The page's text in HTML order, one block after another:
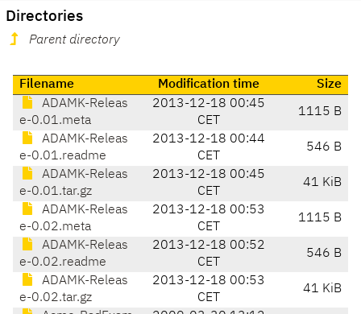
Directories
Parent directory
Filename Modification time
Size
ADAMK-Releas
e-0.01.meta
2013-12-18 00:45
CET
1115 B
ADAMK-Releas
e-0.01.readme
2013-12-18 00:44
CET
546 B
ADAMK-Releas
e-0.01.tar.gz
2013-12-18 00:45
CET
41 KiB
ADAMK-Releas
e-0.02.meta
2013-12-18 00:53
CET
1115 B
ADAMK-Releas
e-0.02.readme
2013-12-18 00:52
CET
546 B
ADAMK-Releas
e-0.02.tar.gz
2013-12-18 00:53
CET
41 KiB